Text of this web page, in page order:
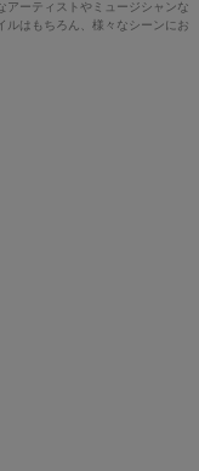
アーティストやミュージシャンな
ルはもちろん、様々なシーンにお